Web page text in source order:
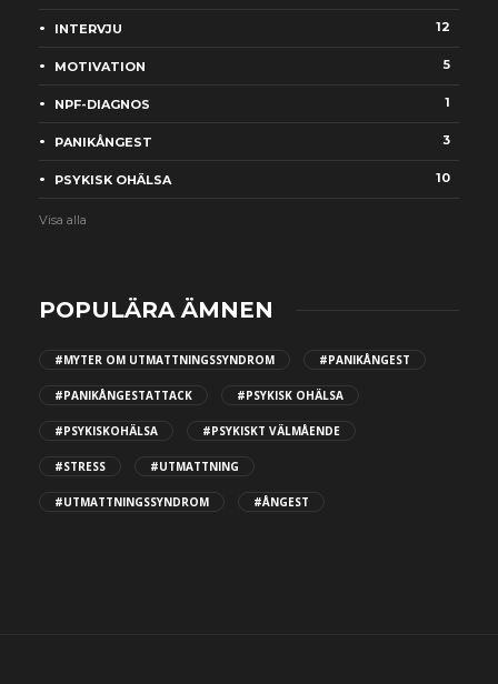
INTERVJU 12
MOTIVATION 5
NPF-DIAGNOS 1
PANIKÅNGEST 3
PSYKISK OHÄLSA 10
Visa alla
POPULÄRA ÄMNEN
#MYTER OM UTMATTNINGSSYNDROM #PANIKÅNGEST
#PANIKÅNGESTATTACK #PSYKISK OHÄLSA
#PSYKISKOHÄLSA #PSYKISKT VÄLMÅENDE
#STRESS #UTMATTNING
#UTMATTNINGSSYNDROM #ÅNGEST